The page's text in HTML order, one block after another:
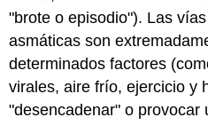
"brote o episodio"). Las
asmáticas son
determinados factores
virales, aire frío, ejercicio y
"desencadenar" o provocar